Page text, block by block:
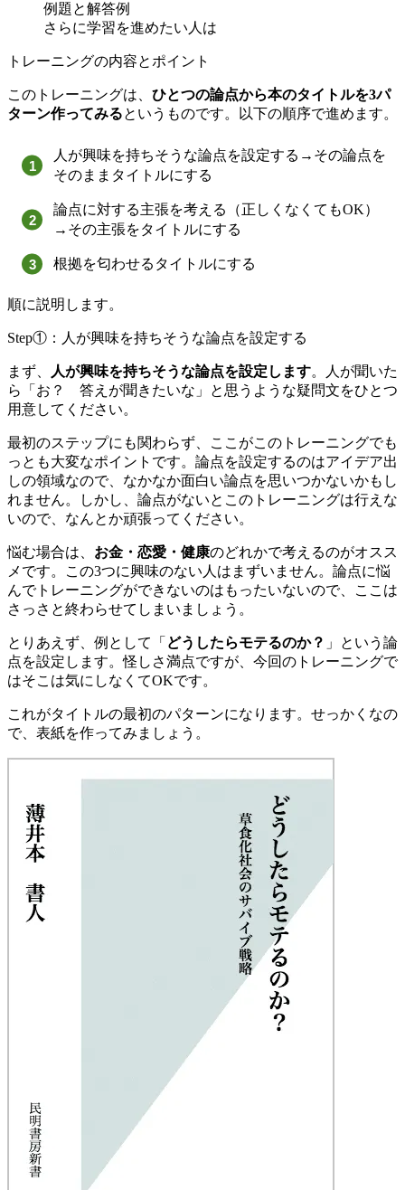
例題と解答例
さらに学習を進めたい人は
トレーニングの内容とポイント
このトレーニングは、 ひとつの論点から本のタイトルを3パ
ターン作ってみるというものです。以下の順序で進めます。
人が興味を持ちそうな論点を設定する→その論点を
そのままタイトルにする
論点に対する主張を考える（正しくなくてもOK）
→その主張をタイトルにする
根拠を匂わせるタイトルにする
順に説明します。
Step①：人が興味を持ちそうな論点を設定する
まず、 人が興味を持ちそうな論点を設定します。人が聞いた
ら「お？ 答えが聞きたいな」と思うような疑問文をひとつ
用意してください。
最初のステップにも関わらず、ここがこのトレーニングでも
っとも大変なポイントです。論点を設定するのはアイデア出
しの領域なので、なかなか面白い論点を思いつかないかもし
れません。しかし、論点がないとこのトレーニングは行えな
いので、なんとか頑張ってください。
悩む場合は、 お金・恋愛・健康のどれかで考えるのがオスス
メです。この3つに興味のない人はまずいません。論点に悩
んでトレーニングができないのはもったいないので、ここは
さっさと終わらせてしまいましょう。
とりあえず、例として「 どうしたらモテるのか？ 」という論
点を設定します。怪しさ満点ですが、今回のトレーニングで
はそこは気にしなくてOKです。
これがタイトルの最初のパターンになります。せっかくなの
で、表紙を作ってみましょう。